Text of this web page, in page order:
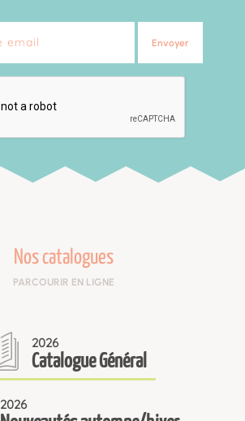
Envoyer
Nos catalogues
PARCOURIR EN LIGNE
2026
Catalogue Général
2026